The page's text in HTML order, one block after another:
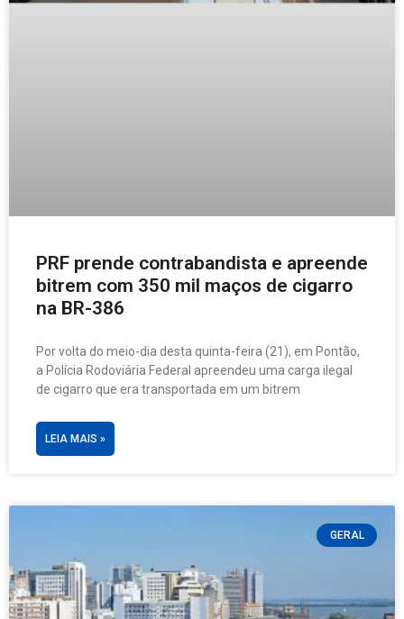
PRF prende contrabandista e apreende
bitrem com 350 mil maços de cigarro
na BR-386
Por volta do meio-dia desta quinta-feira (21), em Pontão,
a Polícia Rodoviária Federal apreendeu uma carga ilegal
de cigarro que era transportada em um bitrem
LEIA MAIS »
GERAL